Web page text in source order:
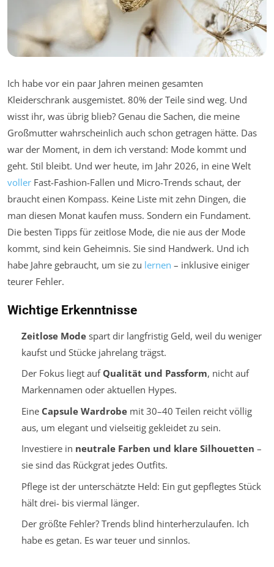
Ich habe vor ein paar Jahren meinen gesamten
Kleiderschrank ausgemistet. 80% der Teile sind weg. Und
wisst ihr, was übrig blieb? Genau die Sachen, die meine
Großmutter wahrscheinlich auch schon getragen hätte. Das
war der Moment, in dem ich verstand: Mode kommt und
geht. Stil bleibt. Und wer heute, im Jahr 2026, in eine Welt
voller Fast-Fashion-Fallen und Micro-Trends schaut, der
braucht einen Kompass. Keine Liste mit zehn Dingen, die
man diesen Monat kaufen muss. Sondern ein Fundament.
Die besten Tipps für zeitlose Mode, die nie aus der Mode
kommt, sind kein Geheimnis. Sie sind Handwerk. Und ich
habe Jahre gebraucht, um sie zu lernen – inklusive einiger
teurer Fehler.
Wichtige Erkenntnisse
Zeitlose Modespart dir langfristig Geld, weil du weniger
kaufst und Stücke jahrelang trägst.
Der Fokus liegt auf Qualität und Passform, nicht auf
Markennamen oder aktuellen Hypes.
Eine Capsule Wardrobemit 30–40 Teilen reicht völlig
aus, um elegant und vielseitig gekleidet zu sein.
Investiere in neutrale Farben und klare Silhouetten –
sie sind das Rückgrat jedes Outfits.
Pflege ist der unterschätzte Held: Ein gut gepflegtes Stück
hält drei- bis viermal länger.
Der größte Fehler? Trends blind hinterherzulaufen. Ich
habe es getan. Es war teuer und sinnlos.